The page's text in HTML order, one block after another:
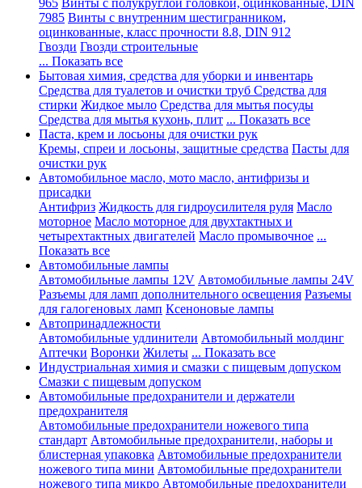
965 Винты с полукруглой головкой, оцинкованные, DIN
7985 Винты с внутренним шестигранником,
оцинкованные, класс прочности 8.8, DIN 912
Гвозди Гвозди строительные
... Показать все
Бытовая химия, средства для уборки и инвентарь
Средства для туалетов и очистки труб Средства для
стирки Жидкое мыло Средства для мытья посуды
Средства для мытья кухонь, плит ... Показать все
Паста, крем и лосьоны для очистки рук
Кремы, спреи и лосьоны, защитные средства Пасты для
очистки рук
Автомобильное масло, мото масло, антифризы и
присадки
Антифриз Жидкость для гидроусилителя руля Масло
моторное Масло моторное для двухтактных и
четырехтактных двигателей Масло промывочное ...
Показать все
Автомобильные лампы
Автомобильные лампы 12V Автомобильные лампы 24V
Разъемы для ламп дополнительного освещения Разъемы
для галогеновых ламп Ксеноновые лампы
Автопринадлежности
Автомобильные удлинители Автомобильный молдинг
Аптечки Воронки Жилеты ... Показать все
Индустриальная химия и смазки с пищевым допуском
Смазки с пищевым допуском
Автомобильные предохранители и держатели
предохранителя
Автомобильные предохранители ножевого типа
стандарт Автомобильные предохранители, наборы и
блистерная упаковка Автомобильные предохранители
ножевого типа мини Автомобильные предохранители
ножевого типа микро Автомобильные предохранители